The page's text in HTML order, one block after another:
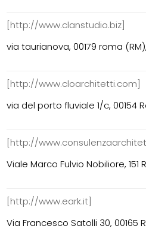
[http://www.clanstudio.biz]
via taurianova, 00179 roma
[http://www.cloarchitetti.com]
via del porto fluviale 1/c, 00154
[http://
Viale Marco Fulvio Nobiliore, 151
[http://www.eark.it]
Via Francesco Satolli 30, 00165